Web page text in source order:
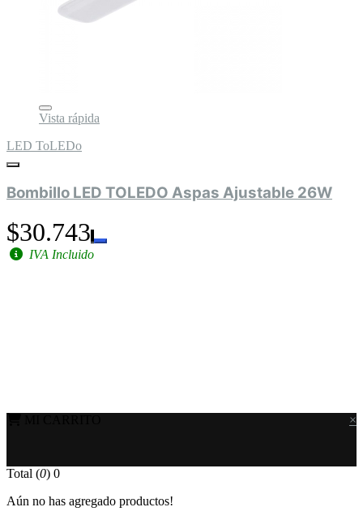
Vista rápida
LED ToLEDo
Bombillo LED TOLEDO Aspas Ajustable 26W
$30.743
IVA Incluido
×
Total (0) 0
Aún no has agregado productos!